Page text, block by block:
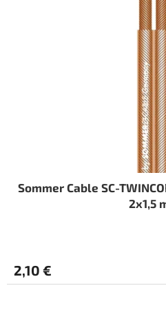
Sommer Cable SC-
2x1,5
2,10 €